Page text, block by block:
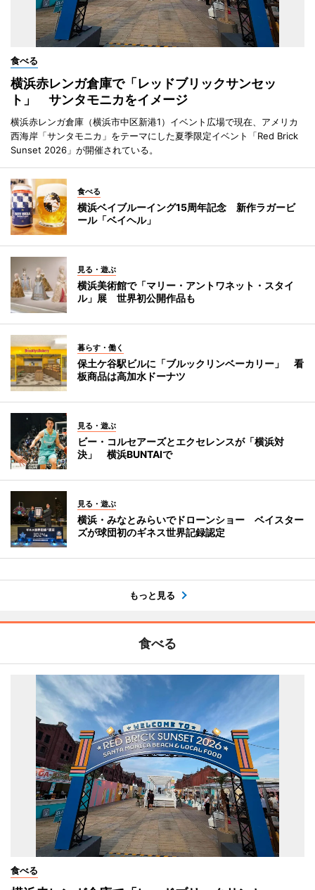
食べる
横浜赤レンガ倉庫で「レッドブリックサンセッ
ト」 サンタモニカをイメージ
横浜赤レンガ倉庫（横浜市中区新港1）イベント広場で現在、アメリカ
西海岸「サンタモニカ」をテーマにした夏季限定イベント「Red Brick
Sunset 2026」が開催されている。
食べる
横浜ベイブルーイング15周年記念 新作ラガービ
ール「ベイヘル」
見る・遊ぶ
横浜美術館で「マリー・アントワネット・スタイ
ル」展 世界初公開作品も
暮らす・働く
保土ケ谷駅ビルに「ブルックリンベーカリー」 看
板商品は高加水ドーナツ
見る・遊ぶ
ビー・コルセアーズとエクセレンスが「横浜対
決」 横浜BUNTAIで
見る・遊ぶ
横浜・みなとみらいでドローンショー ベイスター
ズが球団初のギネス世界記録認定
もっと見る
食べる
食べる